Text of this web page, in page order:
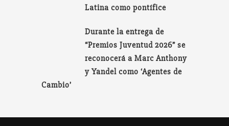
Latina como pontífice
Durante la entrega de
“Premios Juventud 2026” se
reconocerá a Marc Anthony
y Yandel como ‘Agentes de
Cambio’